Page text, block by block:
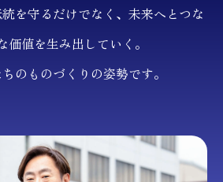
を守るだけでなく、未来へとつな
価値を生み出していく。
のものづくりの姿勢です。